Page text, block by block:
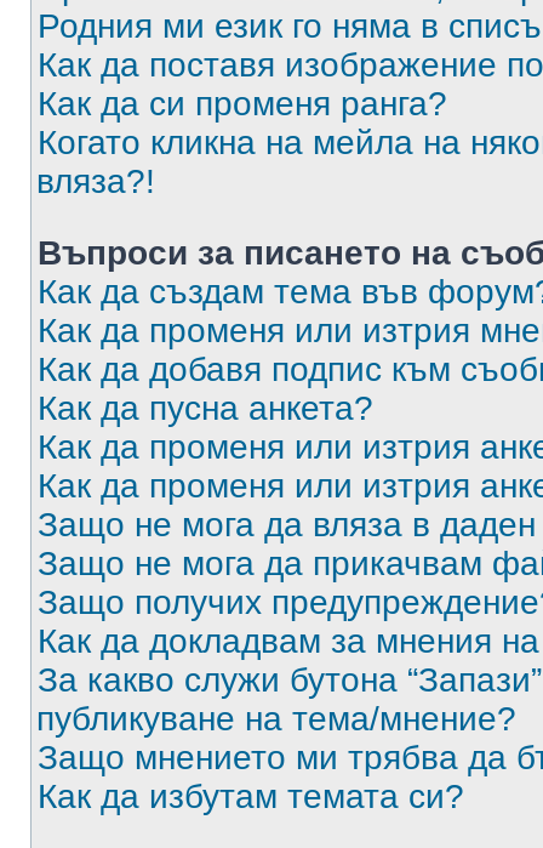
Родния ми език го няма в
Как да поставя изображение
Как да си променя ранга?
Когато кликна на мейла на
вляза?!
Въпроси за писането на
Как да създам тема във
Как да променя или изтрия
Как да добавя подпис към
Как да пусна анкета?
Как да променя или изтрия
Как да променя или изтрия
Защо не мога да вляза в
Защо не мога да прикачвам
Защо получих
Как да докладвам за мнения
За какво служи бутона
публикуване на тема/мнение?
Защо мнението ми трябва да
Как да избутам темата си?